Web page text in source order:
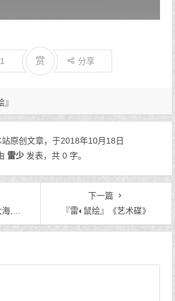
』
1 赏 分享
站原创文章，于2018年10月18日
雷少 发表，共 0 字。
》
下一篇
『雷◐鼠绘』《艺术碟》